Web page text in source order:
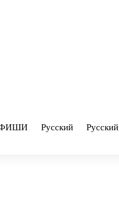
Русский Русский